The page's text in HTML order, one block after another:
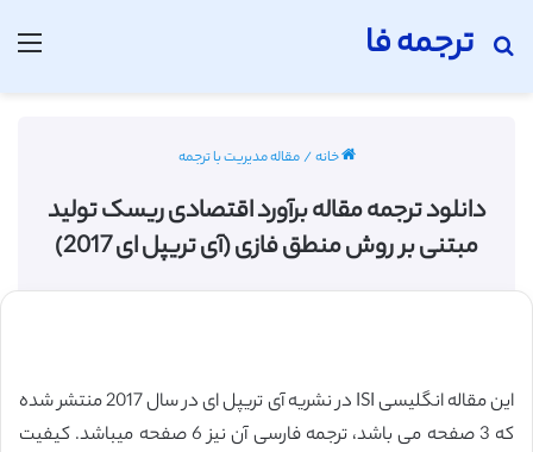
ترجمه فا
جستجو برای
خانه/مقاله مدیریت با ترجمه
دانلود ترجمه مقاله برآورد اقتصادی ریسک تولید
مبتنی بر روش منطق فازی (آی تریپل ای 2017)
این مقاله انگلیسی ISI در نشریه آی تریپل ای در سال 2017 منتشر شده
که 3 صفحه می باشد، ترجمه فارسی آن نیز 6 صفحه میباشد. کیفیت